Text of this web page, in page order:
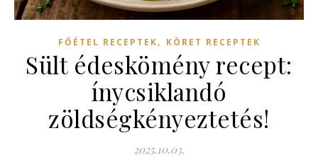
FŐÉTEL RECEPTEK, KÖRET RECEPTEK
Sült édeskömény recept:
ínycsiklandó
zöldségkényeztetés!
2025.10.03.